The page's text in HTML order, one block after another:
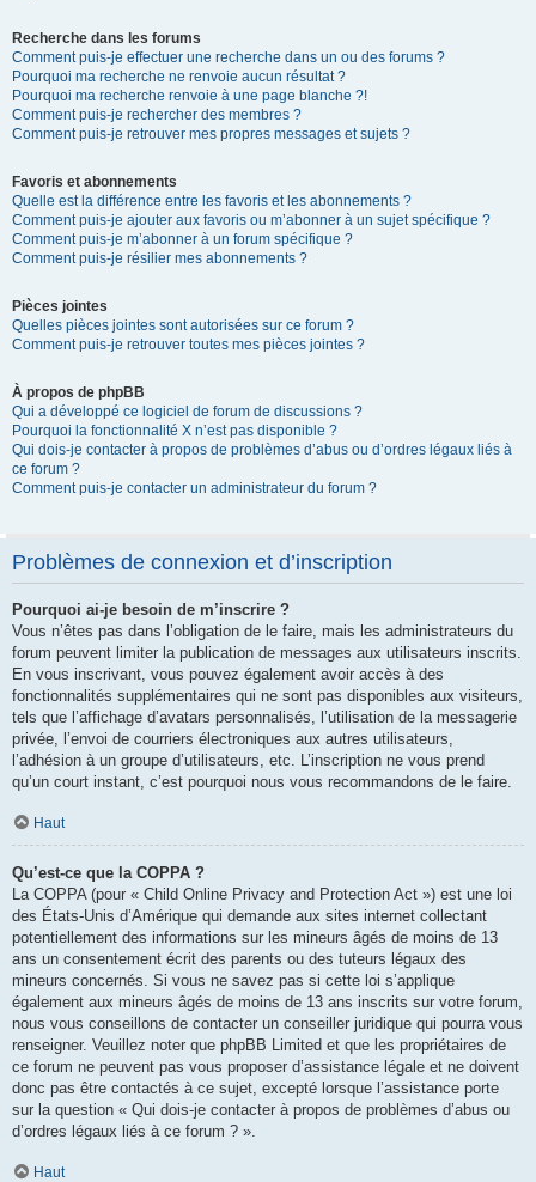
Recherche dans les forums
Comment puis-je effectuer une recherche dans un ou des forums ?
Pourquoi ma recherche ne renvoie aucun résultat ?
Pourquoi ma recherche renvoie à une page blanche ?!
Comment puis-je rechercher des membres ?
Comment puis-je retrouver mes propres messages et sujets ?
Favoris et abonnements
Quelle est la différence entre les favoris et les abonnements ?
Comment puis-je ajouter aux favoris ou m’abonner à un sujet spécifique ?
Comment puis-je m’abonner à un forum spécifique ?
Comment puis-je résilier mes abonnements ?
Pièces jointes
Quelles pièces jointes sont autorisées sur ce forum ?
Comment puis-je retrouver toutes mes pièces jointes ?
À propos de phpBB
Qui a développé ce logiciel de forum de discussions ?
Pourquoi la fonctionnalité X n’est pas disponible ?
Qui dois-je contacter à propos de problèmes d’abus ou d’ordres légaux liés à
ce forum ?
Comment puis-je contacter un administrateur du forum ?
Problèmes de connexion et d’inscription
Pourquoi ai-je besoin de m’inscrire ?
Vous n’êtes pas dans l’obligation de le faire, mais les administrateurs du
forum peuvent limiter la publication de messages aux utilisateurs inscrits.
En vous inscrivant, vous pouvez également avoir accès à des
fonctionnalités supplémentaires qui ne sont pas disponibles aux visiteurs,
tels que l’affichage d’avatars personnalisés, l’utilisation de la messagerie
privée, l’envoi de courriers électroniques aux autres utilisateurs,
l’adhésion à un groupe d’utilisateurs, etc. L’inscription ne vous prend
qu’un court instant, c’est pourquoi nous vous recommandons de le faire.
Haut
Qu’est-ce que la COPPA ?
La COPPA (pour « Child Online Privacy and Protection Act ») est une loi
des États-Unis d’Amérique qui demande aux sites internet collectant
potentiellement des informations sur les mineurs âgés de moins de 13
ans un consentement écrit des parents ou des tuteurs légaux des
mineurs concernés. Si vous ne savez pas si cette loi s’applique
également aux mineurs âgés de moins de 13 ans inscrits sur votre forum,
nous vous conseillons de contacter un conseiller juridique qui pourra vous
renseigner. Veuillez noter que phpBB Limited et que les propriétaires de
ce forum ne peuvent pas vous proposer d’assistance légale et ne doivent
donc pas être contactés à ce sujet, excepté lorsque l’assistance porte
sur la question « Qui dois-je contacter à propos de problèmes d’abus ou
d’ordres légaux liés à ce forum ? ».
Haut